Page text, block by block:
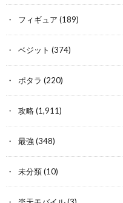
フィギュア (189)
ベジット (374)
ポタラ (220)
攻略(1,911)
最強 (348)
未分類(10)